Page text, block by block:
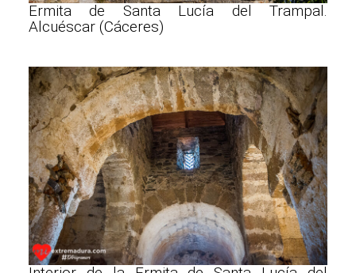
Ermita de Santa Lucía del Trampal.
Alcuéscar (Cáceres)